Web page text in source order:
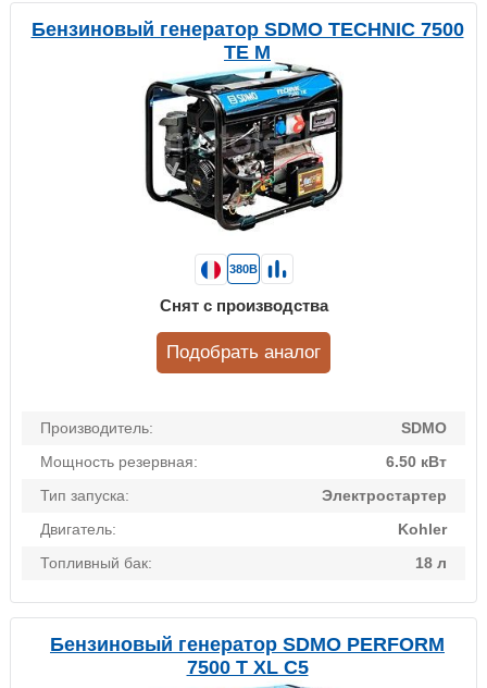
Бензиновый генератор SDMO TECHNIC 7500
TE M
Производитель:
SDMO
Мощность резервная:
6.50 кВт
Тип запуска:
Электростартер
Двигатель:
Kohler
Топливный бак:
18 л
380В
Снят с производства
Подобрать аналог
Бензиновый генератор SDMO PERFORM
7500 T XL C5